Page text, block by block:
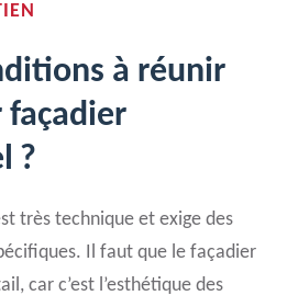
à réunir
façadier
?
très technique et exige des
Il faut que le façadier
car c’est l’esthétique des